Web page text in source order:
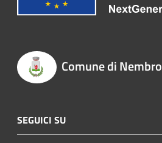
Comune di Nembro
SEGUICI SU